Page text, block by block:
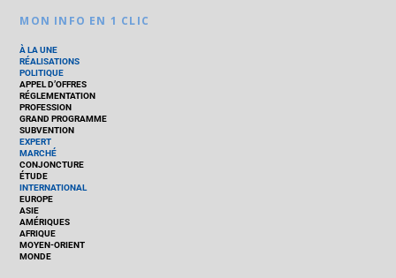
MON INFO EN 1 CLIC
À LA UNE
RÉALISATIONS
POLITIQUE
APPEL D’OFFRES
RÉGLEMENTATION
PROFESSION
GRAND PROGRAMME
SUBVENTION
EXPERT
MARCHÉ
CONJONCTURE
ÉTUDE
INTERNATIONAL
EUROPE
ASIE
AMÉRIQUES
AFRIQUE
MOYEN-ORIENT
MONDE